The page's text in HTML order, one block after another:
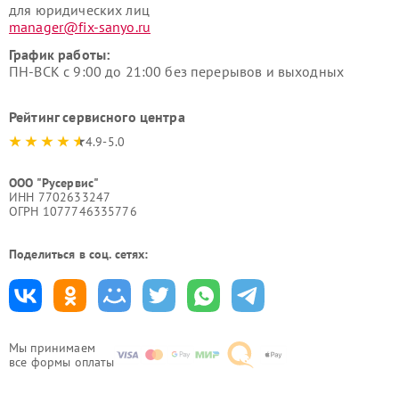
Мы принимаем
все формы оплаты
для юридических лиц
manager@fix-sanyo.ru
График работы:
ПН-ВСК с 9:00 до 21:00 без перерывов и выходных
Рейтинг сервисного центра
4.9-5.0
ООО "Русервис"
ИНН 7702633247
ОГРН 1077746335776
Поделиться в соц. сетях: